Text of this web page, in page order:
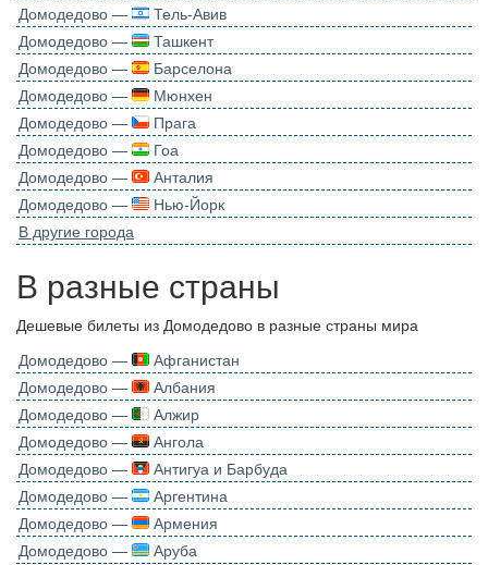
Домодедово —
Тель-Авив
Домодедово —
Ташкент
Домодедово —
Барселона
Домодедово —
Мюнхен
Домодедово —
Прага
Домодедово —
Гоа
Домодедово —
Анталия
Домодедово —
Нью-Йорк
В другие города
В разные страны
Дешевые билеты из Домодедово в разные страны мира
Домодедово —
Афганистан
Домодедово —
Албания
Домодедово —
Алжир
Домодедово —
Ангола
Домодедово —
Антигуа и Барбуда
Домодедово —
Аргентина
Домодедово —
Армения
Домодедово —
Аруба